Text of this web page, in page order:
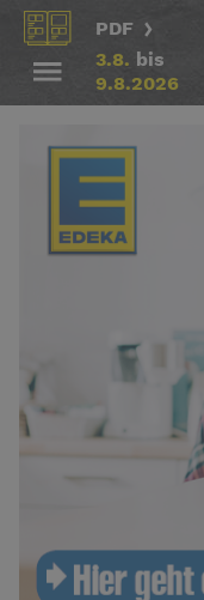
PDF
3.8. bis
9.8.2026
ALLE
Meat Lovers